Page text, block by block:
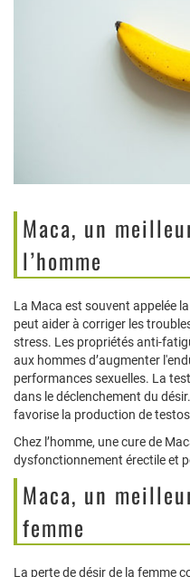
Maca, un
l’homme
La Maca est souvent appelée
peut aider à corriger les
stress. Les propriétés anti-
aux hommes d’augmenter
performances sexuelles. La
dans le déclenchement du
favorise la production de
Chez l’homme, une cure de
dysfonctionnement érectile et
Maca, un
femme
La perte de désir de la femme